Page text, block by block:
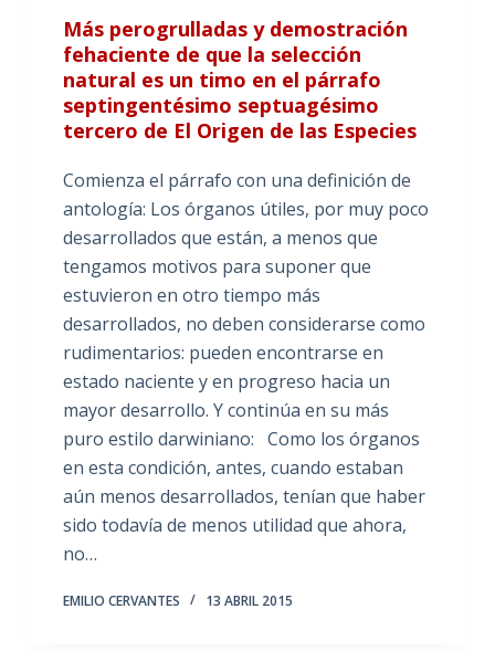
Más perogrulladas y demostración
fehaciente de que la selección
natural es un timo en el párrafo
septingentésimo septuagésimo
tercero de El Origen de las Especies
Comienza el párrafo con una definición de
antología: Los órganos útiles, por muy poco
desarrollados que están, a menos que
tengamos motivos para suponer que
estuvieron en otro tiempo más
desarrollados, no deben considerarse como
rudimentarios: pueden encontrarse en
estado naciente y en progreso hacia un
mayor desarrollo. Y continúa en su más
puro estilo darwiniano: Como los órganos
en esta condición, antes, cuando estaban
aún menos desarrollados, tenían que haber
sido todavía de menos utilidad que ahora,
no…
EMILIO CERVANTES 13 ABRIL 2015